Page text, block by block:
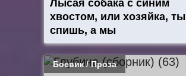
Лысая собака с синим
хвостом, или хозяйка, ты
спишь, а мы
Боевик / Проза